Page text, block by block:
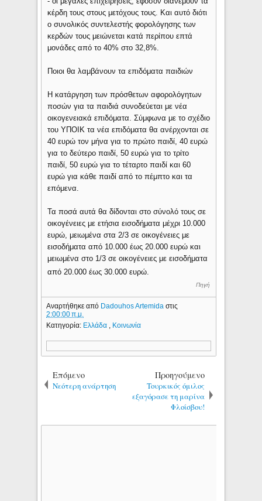
κέρδη τους στους μετόχους τους. Και αυτό διότι
ο συνολικός συντελεστής φορολόγησης των
κερδών τους μειώνεται κατά περίπου επτά
μονάδες από το 40% στο 32,8%.
Ποιοι θα λαμβάνουν τα επιδόματα παιδιών
Η κατάργηση των πρόσθετων αφορολόγητων
ποσών για τα παιδιά συνοδεύεται με νέα
οικογενειακά επιδόματα. Σύμφωνα με το σχέδιο
του ΥΠΟΙΚ τα νέα επιδόματα θα ανέρχονται σε
40 ευρώ τον μήνα για το πρώτο παιδί, 40 ευρώ
για το δεύτερο παιδί, 50 ευρώ για το τρίτο
παιδί, 50 ευρώ για το τέταρτο παιδί και 60
ευρώ για κάθε παιδί από το πέμπτο και τα
επόμενα.
Τα ποσά αυτά θα δίδονται στο σύνολό τους σε
οικογένειες με ετήσια εισοδήματα μέχρι 10.000
ευρώ, μειωμένα στα 2/3 σε οικογένειες με
εισοδήματα από 10.000 έως 20.000 ευρώ και
μειωμένα στο 1/3 σε οικογένειες με εισοδήματα
από 20.000 έως 30.000 ευρώ.
Πηγή
Αναρτήθηκε από Dadouhos Artemidaστις
2:00:00 π.μ.
Κατηγορία: Ελλάδα Κοινωνία
Επόμενο
Νεότερη ανάρτηση
Προηγούμενο
Toυρκικός όμιλος
εξαγόρασε τη μαρίνα
Φλοίσβου!